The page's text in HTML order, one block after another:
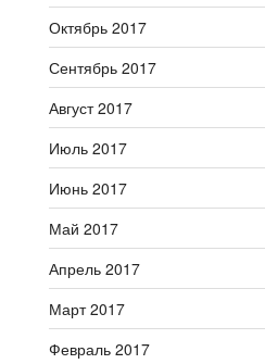
Октябрь 2017
Сентябрь 2017
Август 2017
Июль 2017
Июнь 2017
Май 2017
Апрель 2017
Март 2017
Февраль 2017